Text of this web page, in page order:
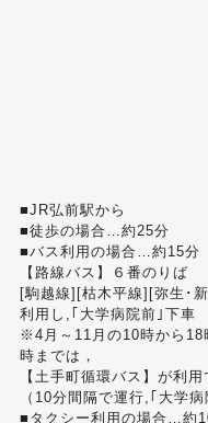
■JR弘前駅から
■徒歩の場合…約25分
■バス利用の場合…約15分
【路線バス】６番のりば
[駒越線][枯木平線][弥生･
利用し,｢大学病院前｣下車
※4月～11月の10時から18
時までは，
【土手町循環バス】が利用
（10分間隔で運行,｢大学病
■タクシー利用の場合…約